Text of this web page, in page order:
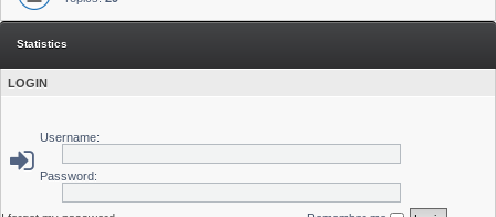
Statistics
LOGIN
Username:
Password: